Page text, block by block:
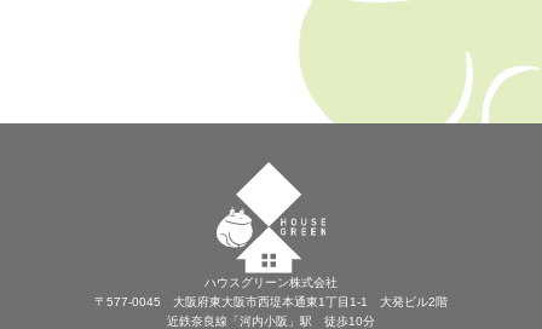
ハウスグリーン株式会社
〒577-0045 大阪府東大阪市西堤本通東1丁目1-1 大発ビル2階
近鉄奈良線「河内小阪」駅 徒歩10分